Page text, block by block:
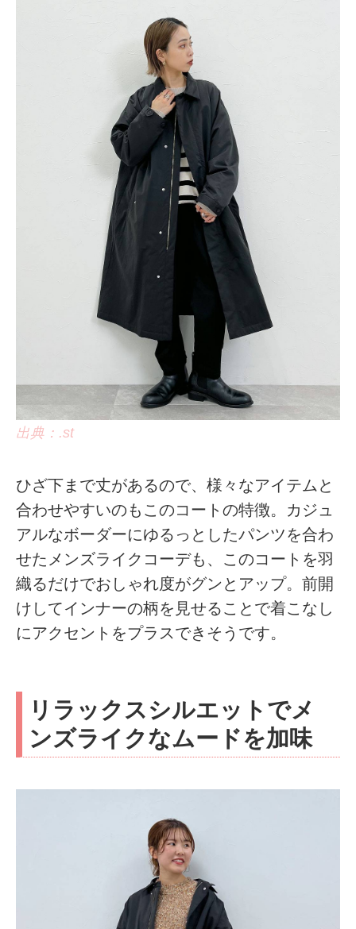
出典：.st
ひざ下まで丈があるので、様々なアイテムと
合わせやすいのもこのコートの特徴。カジュ
アルなボーダーにゆるっとしたパンツを合わ
せたメンズライクコーデも、このコートを羽
織るだけでおしゃれ度がグンとアップ。前開
けしてインナーの柄を見せることで着こなし
にアクセントをプラスできそうです。
リラックスシルエットでメ
ンズライクなムードを加味